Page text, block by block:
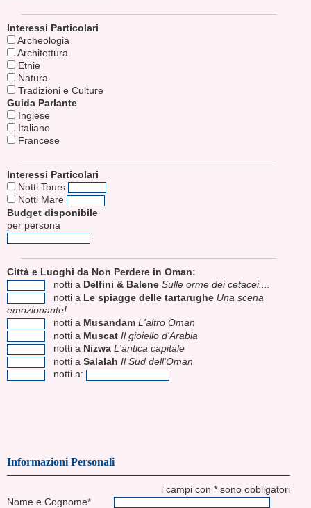
Interessi Particolari
Archeologia
Architettura
Etnie
Natura
Tradizioni e Culture
Guida Parlante
Inglese
Italiano
Francese
Interessi Particolari
Notti Tours
Notti Mare
Budget disponibile
per persona
Città e Luoghi da Non Perdere in Oman:
notti a Delfini & Balene Sulle orme dei cetacei....
notti a Le spiagge delle tartarughe Una scena
emozionante!
notti a Musandam L'altro Oman
notti a Muscat Il gioiello d'Arabia
notti a Nizwa L'antica capitale
notti a Salalah Il Sud dell'Oman
notti a:
Informazioni Personali
i campi con * sono obbligatori
Nome e Cognome*